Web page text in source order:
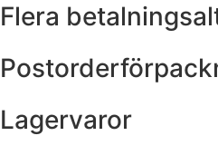
Flera
Lagervaror